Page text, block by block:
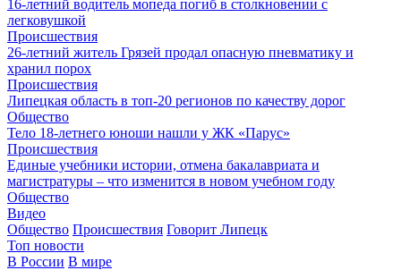
16-летний водитель мопеда погиб в столкновении с
легковушкой
Происшествия
26-летний житель Грязей продал опасную пневматику и
хранил порох
Происшествия
Липецкая область в топ-20 регионов по качеству дорог
Общество
Тело 18-летнего юноши нашли у ЖК «Парус»
Происшествия
Единые учебники истории, отмена бакалавриата и
магистратуры – что изменится в новом учебном году
Общество
Видео
Общество Происшествия Говорит Липецк
Топ новости
В России В мире